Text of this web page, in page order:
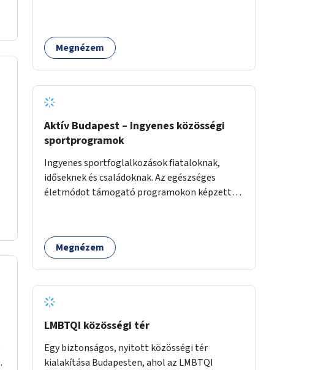
Megnézem
Aktív Budapest – Ingyenes közösségi
sportprogramok
Ingyenes sportfoglalkozások fiataloknak,
időseknek és családoknak. Az egészséges
életmódot támogató programokon képzett
keresztül (pl. jóga, vízi torna, aerobik, csikung).
Megnézem
LMBTQI közösségi tér
Egy biztonságos, nyitott közösségi tér
kialakítása Budapesten, ahol az LMBTQI